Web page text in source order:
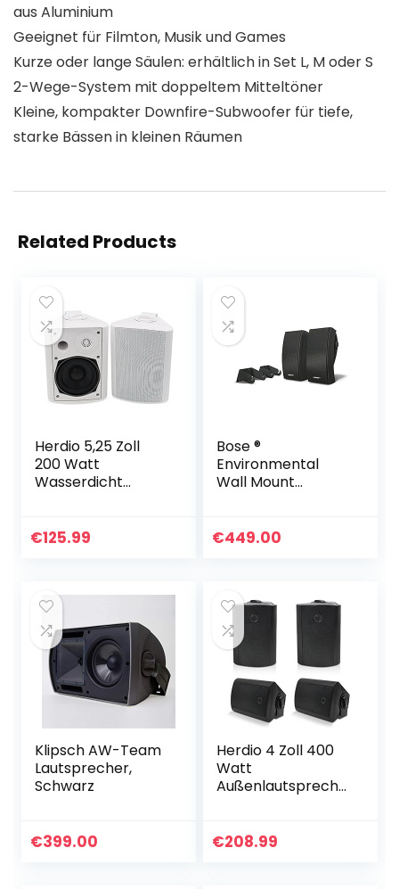
aus Aluminium
Geeignet für Filmton, Musik und Games
Kurze oder lange Säulen: erhältlich in Set L, M oder S
2-Wege-System mit doppeltem Mitteltöner
Kleine, kompakter Downfire-Subwoofer für tiefe,
starke Bässen in kleinen Räumen
Related Products
Herdio 5,25 Zoll
200 Watt
Wasserdicht
Patio Deck
€125.99
Bose ®
Environmental
Wall Mount
€449.00
Klipsch AW-Team
Lautsprecher,
Schwarz
€399.00
Herdio 4 Zoll 400
Watt
Außenlautspreche
Outdoor Indoor
€208.99